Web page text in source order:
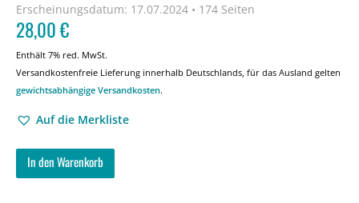
Erscheinungsdatum: 17.07.2024 • 174 Seiten
28,00€
Enthält 7% red. MwSt.
Versandkostenfreie Lieferung innerhalb Deutschlands, für das Ausland gelten
gewichtsabhängige Versandkosten.
Auf die Merkliste
In den Warenkorb